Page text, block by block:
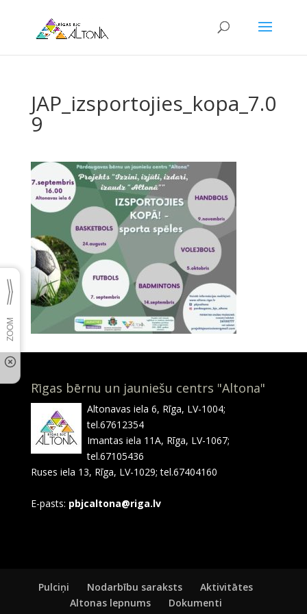
JAP_izsportojies_kopa_7.0
9
Rīgas bērnu un jauniešu centrs "Altona"
Altonavas iela 6, Rīga, LV-1004;
tel.67612354
Imantas iela 11A, Rīga, LV-1067;
tel.67105436
Ruses iela 13, Rīga, LV-1029; tel.67404160
E-pasts: pbjcaltona@riga.lv
Pulciņi Nodarbību saraksts
Aktivitātes
Altonas lepnums
Dokumenti